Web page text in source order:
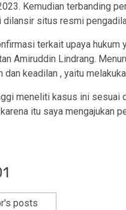
Kemudian terbanding
situs resmi
terkait upaya
Amiruddin Lindrang.
dan keadilan , yaitu
meneliti kasus ini sesuai
itu saya mengajukan
posts